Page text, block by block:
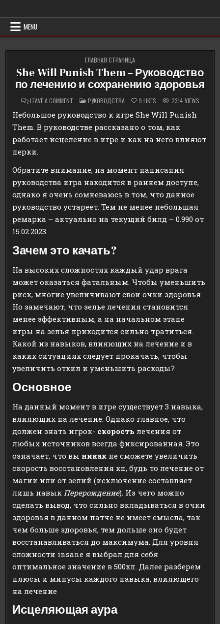
to
contentMENU
ГЛАВНАЯ СТРАНИЦА
She Will Punish Them – Руководство
по лечению и сохранению здоровья
LEAVE A COMMENTON
SHE
WILL
PUNISH
–
ПО
POSTED
IN
РУКОВОДСТВА 9 LIKES 2314VIEWS
Небольшое руководство к игре She Will Punish
Them. В руководстве рассказано о том, как
работает исцеление в игре и как на него влияют
перки.
Обратите внимание, на момент написания
руководства игра находится в раннем доступе,
однако я очень сомневаюсь в том, что данное
руководство устареет. Тем не менее небольшая
ремарка – актуально на текущий билд – 0.990 от
15.02.2023.
Зачем это качать?
На высоких сложностях каждый удар врага
может оказаться фатальным. Чтобы уменьшить
риск, многие увеличивают свои очки здоровья.
Но замечают, что зелье лечения становится
менее эффективным, а на начальном этапе
игры на зелья приходится сильно тратиться.
Какой из навыков, влияющих на лечение и в
каких ситуациях следует прокачать, чтобы
увеличить отхил и уменьшить расходы?
Основное
На данный момент в игре существует 3 навыка,
влияющих на лечение. Однако главное, что
должен знать игрок- скорость лечения от
любых источников всегда фиксированная. Это
означает, что вы никак не сможете увеличить
скорость восстановления хп, будь то лечение от
магии или от зелий (исключение составляет
лишь навык Перерождение). Из чего можно
сделать вывод, что сильно вкладываться в очки
здоровья в данном патче не имеет смысла, так
чем больше здоровья, тем дольше оно будет
восстанавливаться до максимума. Для уровня
сложности insane я выбрал для себя
оптимальное значение в 500хп. Далее разберем
плюсы и минусы каждого навыка, влияющего
на лечение
Исцеляющая аура